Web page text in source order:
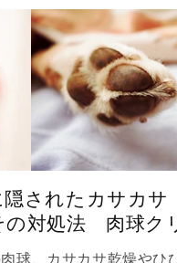
隠されたカサカ
の対処法 肉球ク
球、カサカサ乾燥やひ